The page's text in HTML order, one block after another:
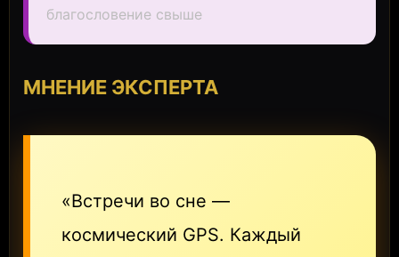
благословение свыше
МНЕНИЕ ЭКСПЕРТА
«Встречи во сне —
космический GPS. Каждый